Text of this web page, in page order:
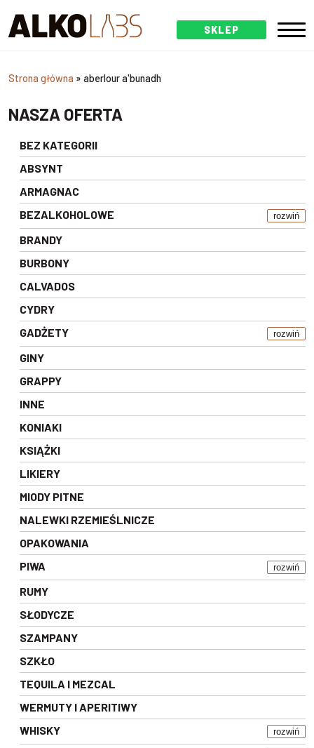
SKLEP
Strona główna » aberlour a'bunadh
NASZA OFERTA
BEZ KATEGORII
ABSYNT
ARMAGNAC
BEZALKOHOLOWE
rozwiń
BRANDY
BURBONY
CALVADOS
CYDRY
GADŻETY
rozwiń
GINY
GRAPPY
INNE
KONIAKI
KSIĄŻKI
LIKIERY
MIODY PITNE
NALEWKI RZEMIEŚLNICZE
OPAKOWANIA
PIWA
rozwiń
RUMY
SŁODYCZE
SZAMPANY
SZKŁO
TEQUILA I MEZCAL
WERMUTY I APERITIWY
WHISKY
rozwiń